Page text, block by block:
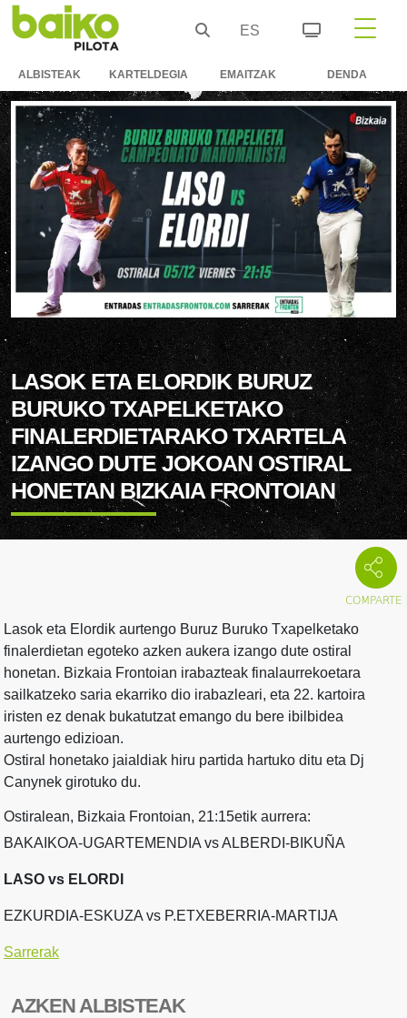
ES
ALBISTEAK KARTELDEGIA EMAITZAK DENDA
LASOK ETA ELORDIK BURUZ
BURUKO TXAPELKETAKO
FINALERDIETARAKO TXARTELA
IZANGO DUTE JOKOAN OSTIRAL
HONETAN BIZKAIA FRONTOIAN
Lasok eta Elordik aurtengo Buruz Buruko Txapelketako
finalerdietan egoteko azken aukera izango dute ostiral
honetan. Bizkaia Frontoian irabazteak finalaurrekoetara
sailkatzeko saria ekarriko dio irabazleari, eta 22. kartoira
iristen ez denak bukatutzat emango du bere ibilbidea
aurtengo edizioan.
Ostiral honetako jaialdiak hiru partida hartuko ditu eta Dj
Canynek girotuko du.
Ostiralean, Bizkaia Frontoian, 21:15etik aurrera:
BAKAIKOA-UGARTEMENDIA vs ALBERDI-BIKUÑA
LASO vs ELORDI
EZKURDIA-ESKUZA vs P.ETXEBERRIA-MARTIJA
Sarrerak
AZKEN ALBISTEAK